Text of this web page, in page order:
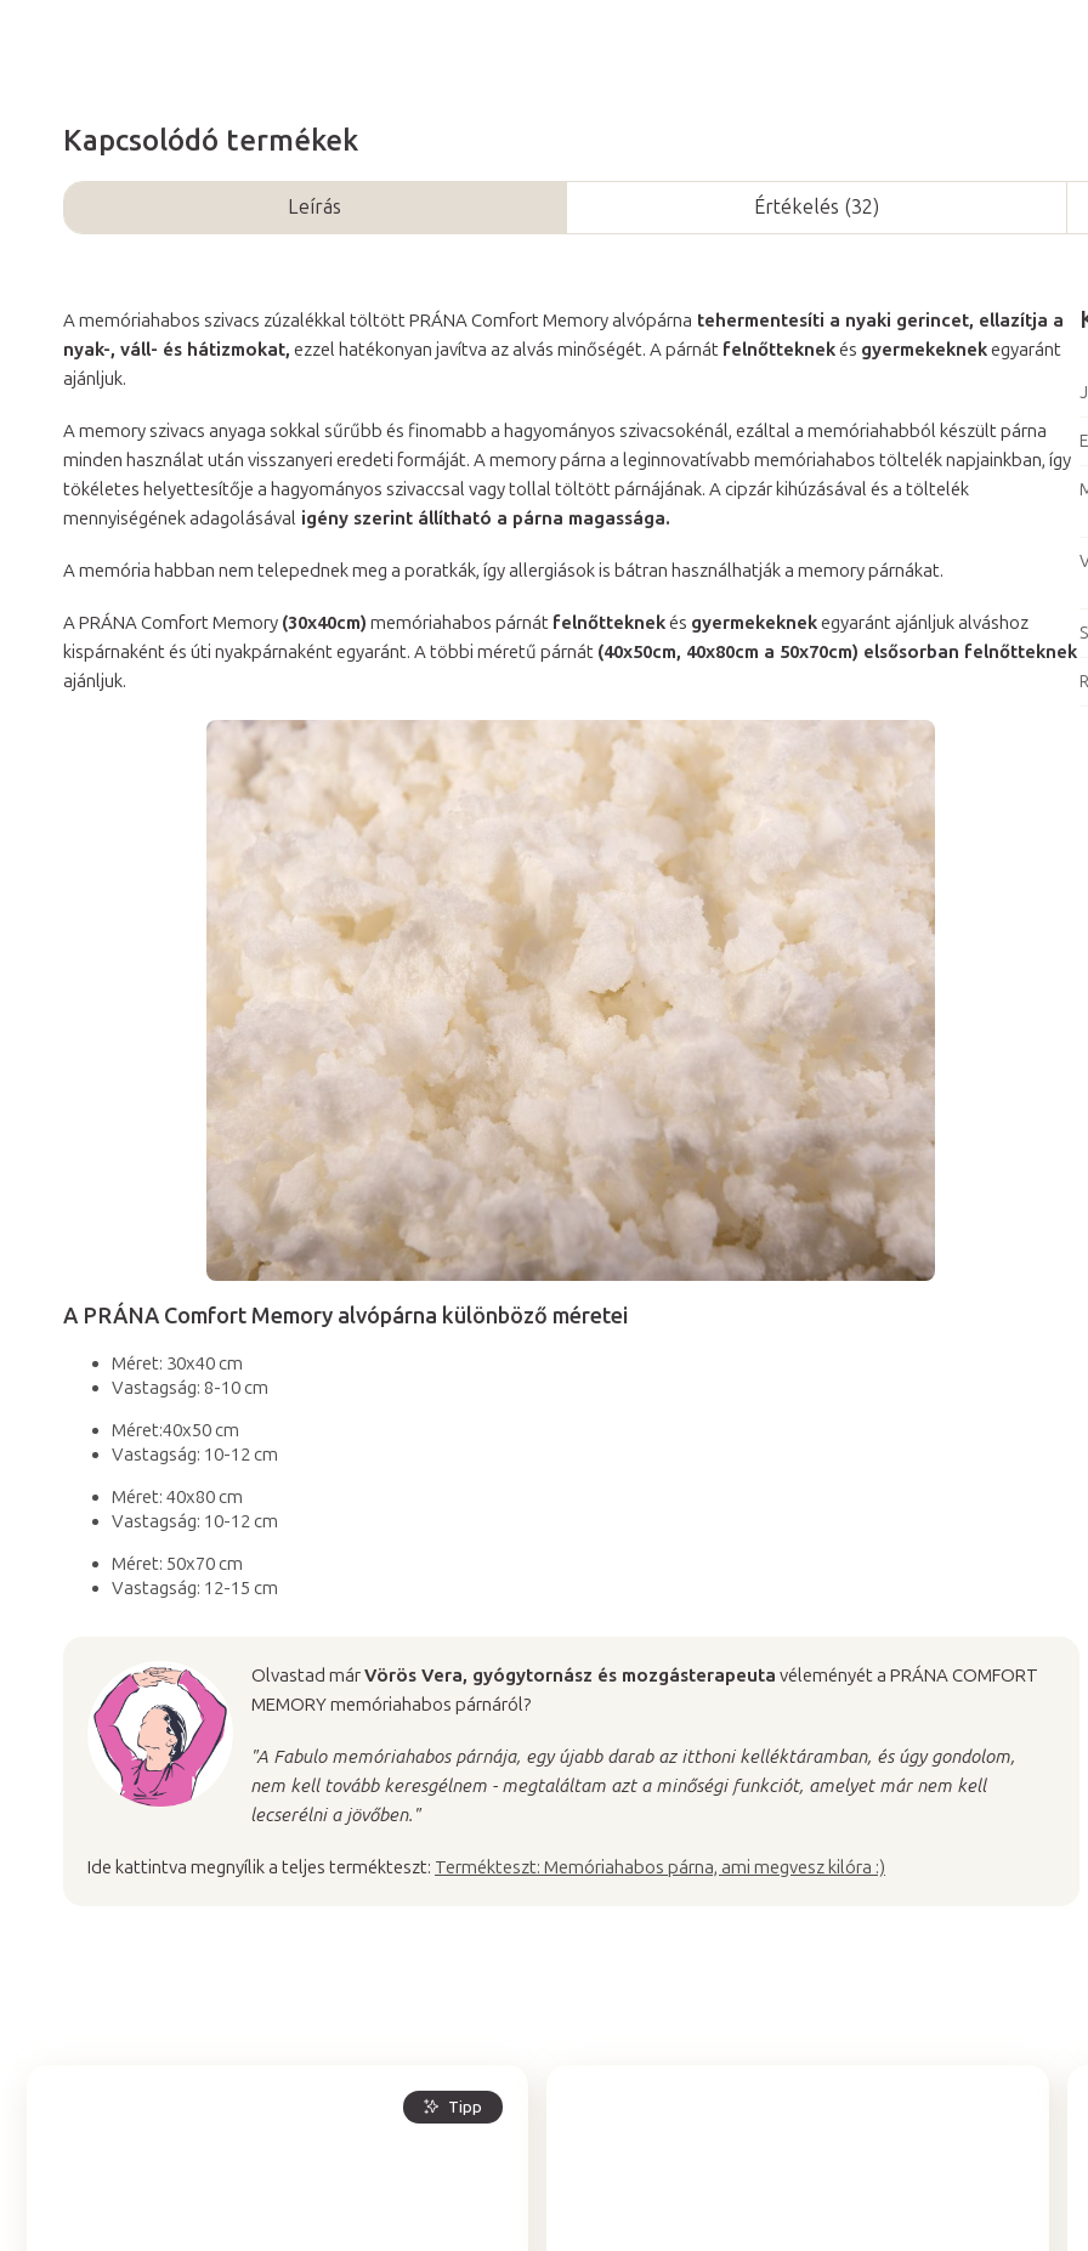
Kapcsolódó termékek
Tipp
Leírás Értékelés (32)
A memóriahabos szivacs zúzalékkal töltött PRÁNA Comfort Memory alvópárna tehermentesíti a nyaki gerincet, ellazítja a
nyak-, váll- és hátizmokat, ezzel hatékonyan javítva az alvás minőségét. A párnát felnőtteknekés gyermekeknekegyaránt
ajánljuk.
A memory szivacs anyaga sokkal sűrűbb és finomabb a hagyományos szivacsokénál, ezáltal a memóriahabból készült párna
minden használat után visszanyeri eredeti formáját. A memory párna a leginnovatívabb memóriahabos töltelék napjainkban, így
tökéletes helyettesítője a hagyományos szivaccsal vagy tollal töltött párnájának. A cipzár kihúzásával és a töltelék
mennyiségének adagolásával igény szerint állítható a párna magassága.
A memória habban nem telepednek meg a poratkák, így allergiások is bátran használhatják a memory párnákat.
A PRÁNA Comfort Memory (30x40cm) memóriahabos párnát felnőtteknekés gyermekeknekegyaránt ajánljuk alváshoz
kispárnaként és úti nyakpárnaként egyaránt. A többi méretű párnát (40x50cm, 40x80cm a 50x70cm) elsősorban felnőtteknek
ajánljuk.
A PRÁNA Comfort Memory alvópárna különböző méretei
Méret: 30x40 cm
Vastagság: 8­-10 cm
Méret:40x50 cm
Vastagság: 10­-12 cm
Méret: 40x80 cm
Vastagság: 10­-12 cm
Méret: 50x70 cm
Vastagság: 12-15 cm
Olvastad márVörös Vera, gyógytornász és mozgásterapeuta véleményét a PRÁNA COMFORT
MEMORY memóriahabos párnáról?
"A Fabulo memóriahabos párnája, egy újabb darab az itthoni kelléktáramban, és úgy gondolom,
nem kell tovább keresgélnem - megtaláltam azt a minőségi funkciót, amelyet már nem kell
lecserélni a jövőben."
Ide kattintva megnyílik a teljes termékteszt: Termékteszt: Memóriahabos párna, ami megvesz kilóra :)